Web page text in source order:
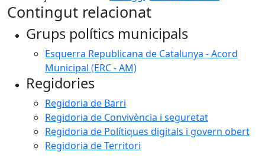
Contingut relacionat
Grups polítics municipals
Esquerra Republicana de Catalunya - Acord
Municipal (ERC - AM)
Regidories
Regidoria de Barri
Regidoria de Convivència i seguretat
Regidoria de Polítiques digitals i govern obert
Regidoria de Territori